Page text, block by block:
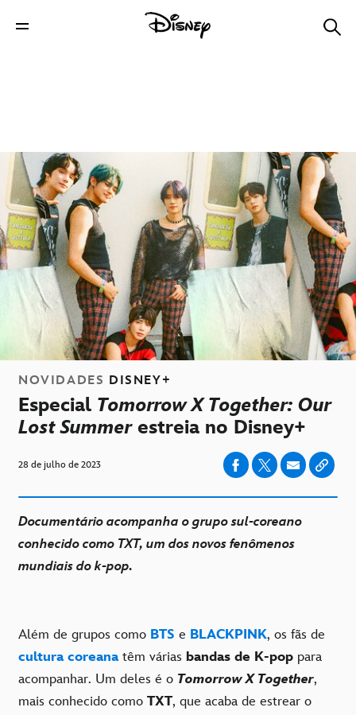
NOVIDADES DISNEY+
Especial Tomorrow X Together: Our
Lost Summerestreia no Disney+
28 de julho de 2023
Documentário acompanha o grupo sul-coreano
conhecido como TXT, um dos novos fenômenos
mundiais do k-pop.
Além de grupos como BTS e BLACKPINK, os fãs de
cultura coreanatêm várias bandas de K-pop para
acompanhar. Um deles é o Tomorrow X Together,
mais conhecido como TXT, que acaba de estrear o